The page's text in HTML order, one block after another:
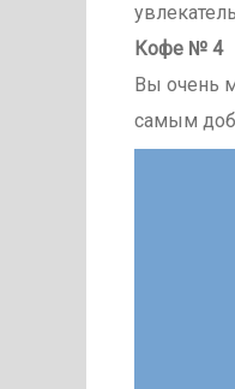
Кофе № 4
Вы очень
самым